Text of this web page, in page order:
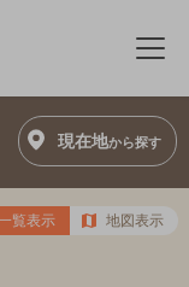
メ
現在地から探す
覧表示 地図表示